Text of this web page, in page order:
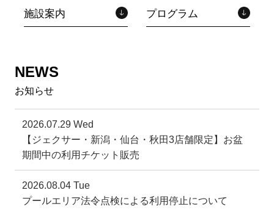
施設案内 プログラム
NEWS
お知らせ
2026.07.29 Wed
【ジェクサー・新潟・仙台・秋田3店舗限定】お盆
期間中の利用チケット販売
2026.08.04 Tue
プールエリア法令点検による利用停止について